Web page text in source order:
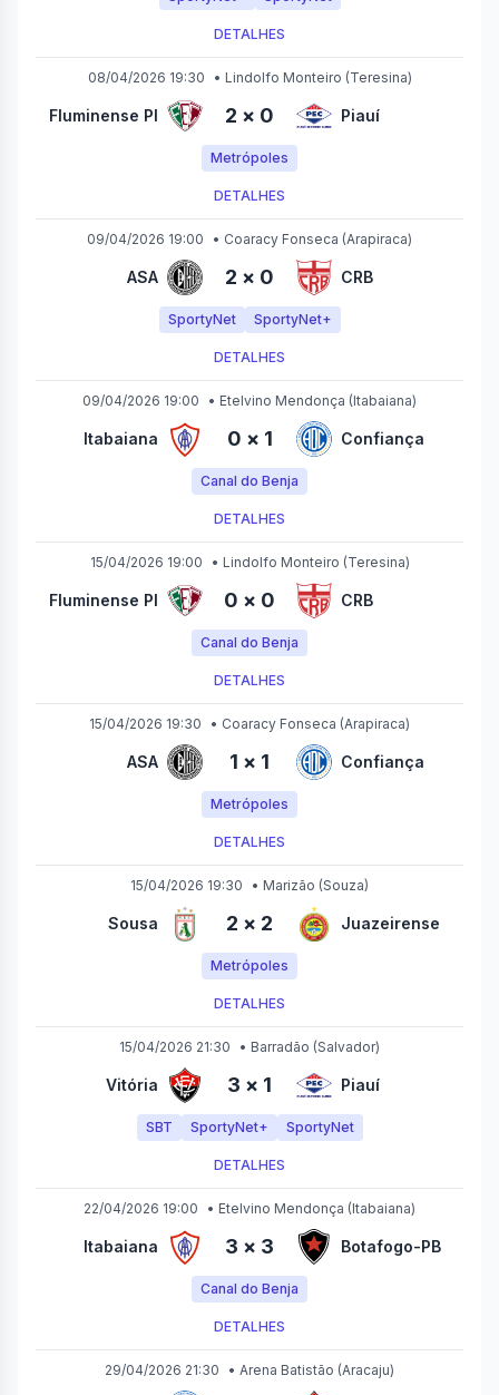
DETALHES
08/04/2026 19:30 • Lindolfo Monteiro (Teresina)
Fluminense PI 2 × 0 Piauí
Metrópoles
DETALHES
09/04/2026 19:00 • Coaracy Fonseca (Arapiraca)
ASA 2 × 0 CRB
SportyNet SportyNet+
DETALHES
09/04/2026 19:00 • Etelvino Mendonça (Itabaiana)
Itabaiana 0 × 1 Confiança
Canal do Benja
DETALHES
15/04/2026 19:00 • Lindolfo Monteiro (Teresina)
Fluminense PI 0 × 0 CRB
Canal do Benja
DETALHES
15/04/2026 19:30 • Coaracy Fonseca (Arapiraca)
ASA 1 × 1 Confiança
Metrópoles
DETALHES
15/04/2026 19:30 • Marizão (Souza)
Sousa 2 × 2 Juazeirense
Metrópoles
DETALHES
15/04/2026 21:30 • Barradão (Salvador)
Vitória 3 × 1 Piauí
SBT SportyNet+ SportyNet
DETALHES
22/04/2026 19:00 • Etelvino Mendonça (Itabaiana)
Itabaiana 3 × 3 Botafogo-PB
Canal do Benja
DETALHES
29/04/2026 21:30 • Arena Batistão (Aracaju)